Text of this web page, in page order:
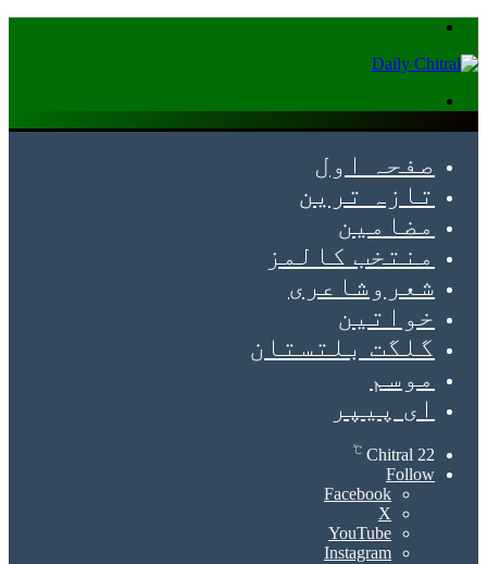
صفحہ اول
تازہ ترین
مضامین
منتخب کالمز
شعروشاعری
خواتین
گلگت بلتستان
موسم
ای پیپر
Chitral 22
℃
Follow
Facebook
X
YouTube
Instagram